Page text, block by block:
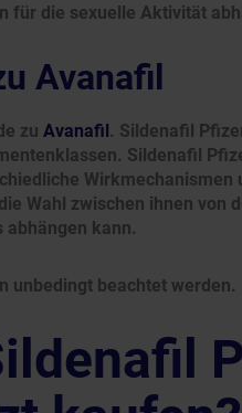
für die sexuelle Aktivität
Avanafil
zu Avanafil. Sildenafil
Sildenafil
Wahl zwischen ihnen von
abhängen kann.
unbedingt beachtet werden.